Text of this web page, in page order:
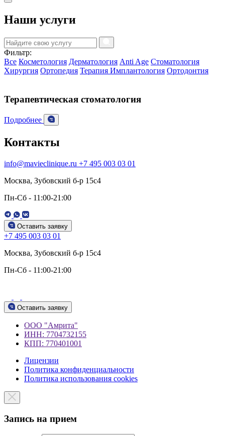
Наши услуги
Фильтр:
Все Косметология Дерматология Anti Age Стоматология
Хирургия Ортопедия Терапия Имплантология Ортодонтия
Терапевтическая стоматология
Подробнее
Контакты
info@mavieclinique.ru +7 495 003 03 01
Москва, Зубовский б-р 15c4
Пн-Сб - 11:00-21:00
Оставить заявку
+7 495 003 03 01
Москва, Зубовский б-р 15c4
Пн-Сб - 11:00-21:00
Оставить заявку
ООО "Амрита"
ИНН: 7704732155
КПП: 770401001
Лицензии
Политика конфиденциальности
Политика использования cookies
Запись на прием